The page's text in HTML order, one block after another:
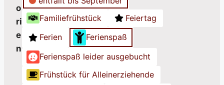
o
ri
e
n
o
r
e
o
h
o
r
e
o
h
o
r
i
o
h
Familiefrühstück
Feiertag
Ferien
Ferienspaß
Ferienspaß leider ausgebucht
Frühstück für Alleinerziehende